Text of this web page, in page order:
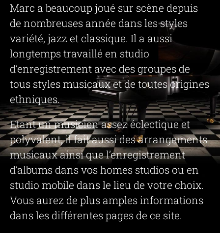
Marc a beaucoup joué sur scène depuis
de nombreuses année dans les styles
variété, jazz et classique. Il a aussi
longtemps travaillé en studio
d’enregistrement avec des groupes de
tous styles musicaux et de toutes origines
ethniques.
Etant un musicien assez éclectique et
polyvalent, il fait aussi des arrangements
musicaux ainsi que l’enregistrement
d’albums dans vos homes studios ou en
studio mobile dans le lieu de votre choix.
Vous aurez de plus amples informations
dans les différentes pages de ce site.